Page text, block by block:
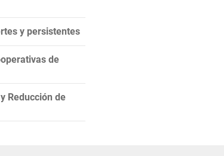
y persistentes
de
Reducción de